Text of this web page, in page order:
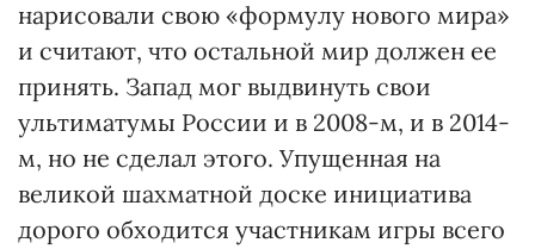
нарисовали свою «формулу нового мира»
и считают, что остальной мир должен ее
принять. Запад мог выдвинуть свои
ультиматумы России и в 2008-м, и в 2014-
м, но не сделал этого. Упущенная на
великой шахматной доске инициатива
дорого обходится участникам игры всего